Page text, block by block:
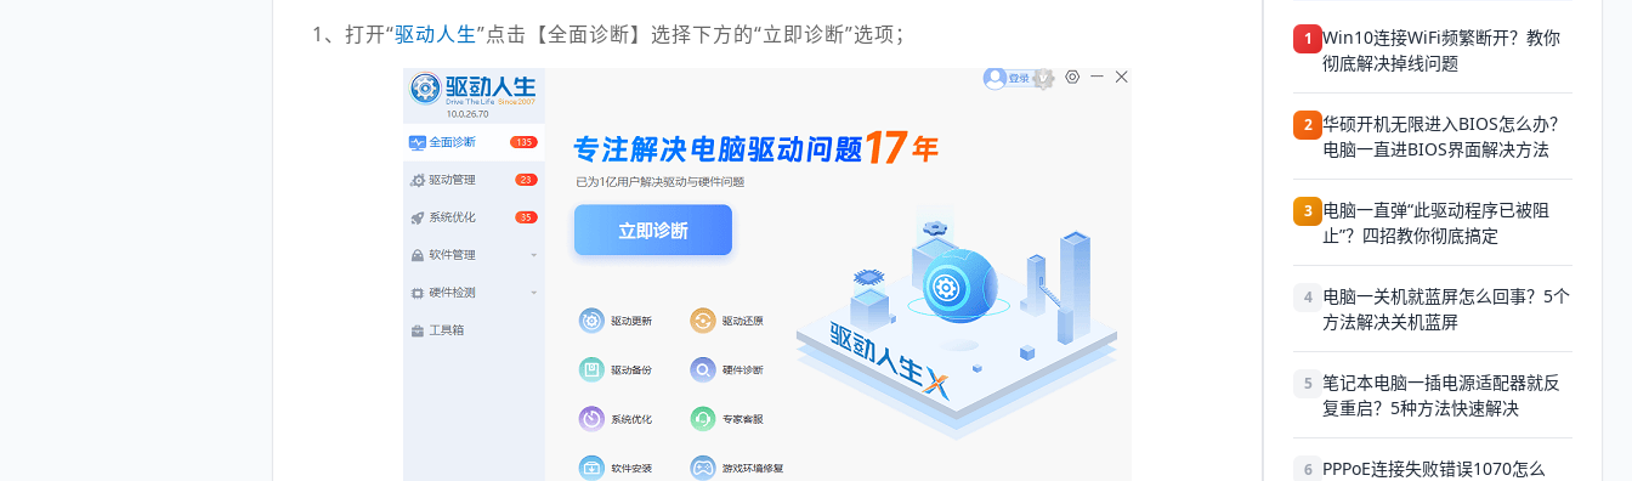
1、打开“驱动人生”点击【全面诊断】选择下方的“立即诊断”选项； 1 Win10连接WiFi频繁断开？教你
彻底解决掉线问题
2 华硕开机无限进入BIOS怎么办？
电脑一直进BIOS界面解决方法
3 电脑一直弹“此驱动程序已被阻
止”？四招教你彻底搞定
4 电脑一关机就蓝屏怎么回事？5个
方法解决关机蓝屏
5 笔记本电脑一插电源适配器就反
复重启？5种方法快速解决
6 PPPoE连接失败错误1070怎么